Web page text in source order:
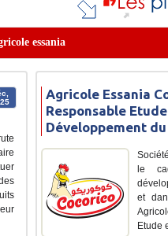
essania
Agricole Essania
Responsable
Développement du
le
et
Etude